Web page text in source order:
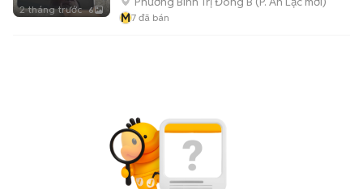
2 tháng trước 6
M7 đã bán